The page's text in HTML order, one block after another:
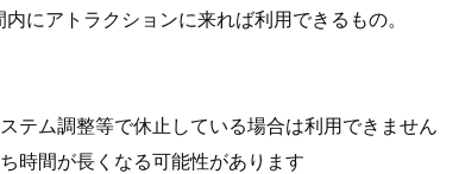
にアトラクションに来れば利用できるもの。
テム調整等で休止している場合は利用できません
時間が長くなる可能性があります